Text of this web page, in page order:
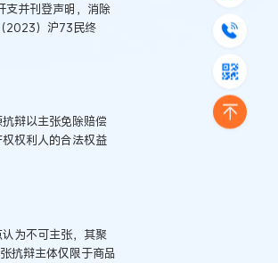
支并刊登声明，消除
2023）沪73民终
辩以主张免除赔偿
权利人的合法权益
为不可主张，其聚
抗辩主体仅限于商品